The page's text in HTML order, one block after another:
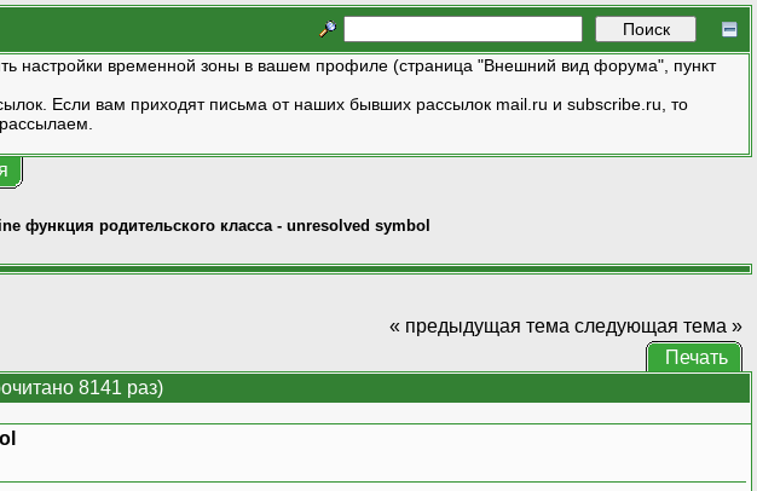
настройки временной зоны в вашем профиле (страница "Внешний вид форума", пункт
Если вам приходят письма от наших бывших рассылок mail.ru и subscribe.ru, то
функция родительского класса - unresolved symbol
« предыдущая тема следующая тема »
Печать
8141 раз)